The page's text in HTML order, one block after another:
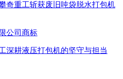
奇重工斩获废旧吨袋脱水打包机
公司商标
深耕液压打包机的坚守与担当